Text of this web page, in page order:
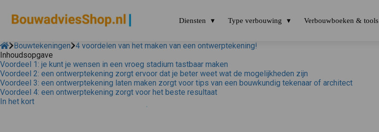
Diensten Type verbouwing Verbouwboeken & tools
Bouwtekeningen 4 voordelen van het maken van een ontwerptekening!
Inhoudsopgave
Voordeel 1: je kunt je wensen in een vroeg stadium tastbaar maken
Voordeel 2: een ontwerptekening zorgt ervoor dat je beter weet wat de mogelijkheden zijn
Voordeel 3: een ontwerptekening laten maken zorgt voor tips van een bouwkundig tekenaar of architect
Voordeel 4: een ontwerptekening zorgt voor het beste resultaat
In het kort